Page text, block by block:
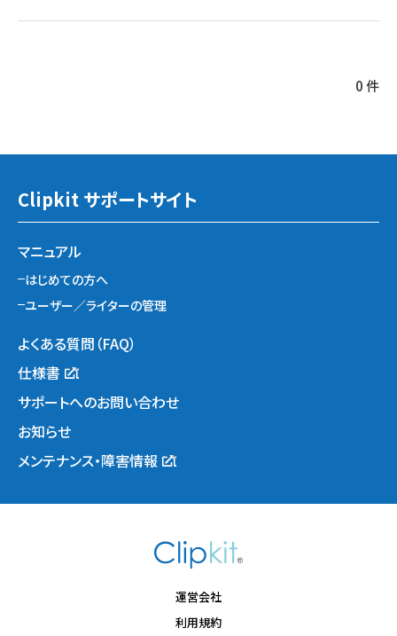
0 件
Clipkit サポートサイト
マニュアル
はじめての方へ
ユーザー／ライターの管理
よくある質問（FAQ）
仕様書
サポートへのお問い合わせ
お知らせ
メンテナンス・障害情報
運営会社
利用規約